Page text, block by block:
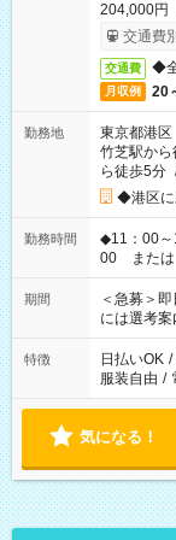
204,000円
交通費
交通費 ◆
月収例 20
勤務地
東京都港区
竹芝駅か
ら徒歩5分
◆港区に
勤務時間
◆11：00～
00 または 11：30
ば前職が、
スタッフ
業界から入
期間
＜急募＞
には選考案
特徴 日払いOK /
服装自由 /
気になる！